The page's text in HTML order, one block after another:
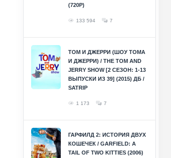
(720P)
133 594 7
ТОМ И ДЖЕРРИ (ШОУ ТОМА
И ДЖЕРРИ) / THE TOM AND
JERRY SHOW [2 СЕЗОН: 1-13
ВЫПУСКИ ИЗ 39] (2015) ДБ /
SATRIP
1 173 7
ГАРФИЛД 2: ИСТОРИЯ ДВУХ
КОШЕЧЕК / GARFIELD: A
TAIL OF TWO KITTIES (2006)